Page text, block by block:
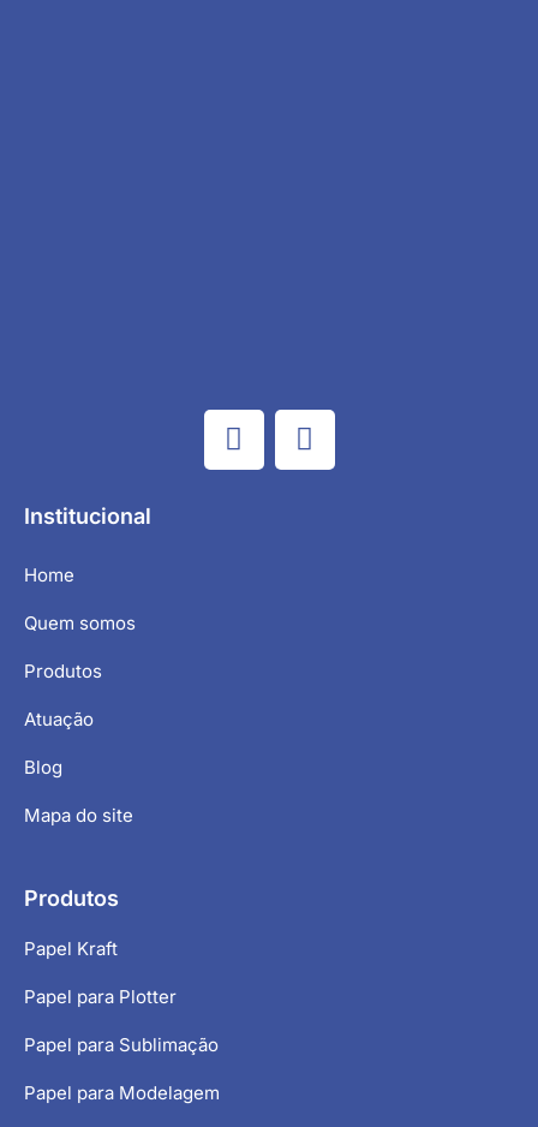
Institucional
Home
Quem somos
Produtos
Atuação
Blog
Mapa do site
Produtos
Papel Kraft
Papel para Plotter
Papel para Sublimação
Papel para Modelagem